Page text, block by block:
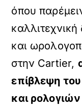
όπου
και
στην Cartier,
επίβλεψη
και